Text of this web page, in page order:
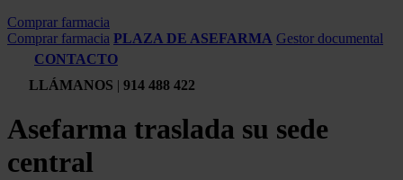
Comprar farmacia
Comprar farmacia PLAZA DE ASEFARMA Gestor documental
CONTACTO
LLÁMANOS | 914 488 422
Asefarma traslada su sede
central